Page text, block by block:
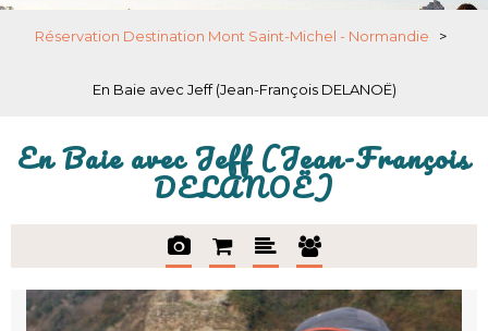
Réservation Destination Mont Saint-Michel - Normandie >
En Baie avec Jeff (Jean-François DELANOË)
En Baie avec Jeff (Jean-François
DELANOË)